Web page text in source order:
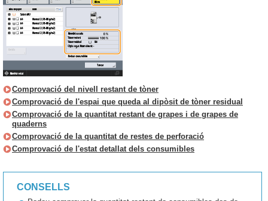
Comprovació del nivell restant de tòner
Comprovació de l'espai que queda al dipòsit de tòner residual
Comprovació de la quantitat restant de grapes i de grapes de
quaderns
Comprovació de la quantitat de restes de perforació
Comprovació de l'estat detallat dels consumibles
CONSELLS